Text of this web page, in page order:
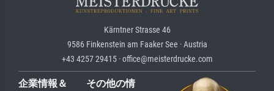
Kärntner Strasse 46
9586 Finkenstein am Faaker See · Austria
+43 4257 29415 · office@meisterdrucke.com
企業情報＆
その他の情